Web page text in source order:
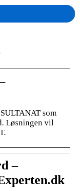
som
Løsningen vil
–